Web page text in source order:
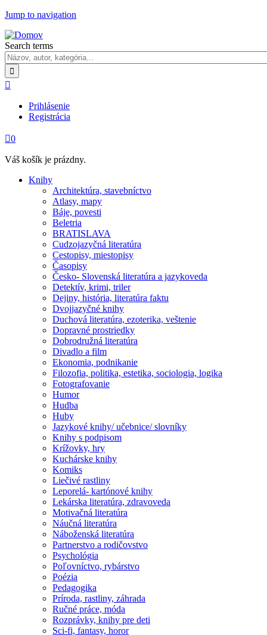
Jump to navigation
Search terms

Prihlásenie
Registrácia
0
Váš košík je prázdny.
Knihy
Architektúra, stavebníctvo
Atlasy, mapy
Báje, povesti
Beletria
BRATISLAVA
Cudzojazyčná literatúra
Cestopisy, miestopisy
Časopisy
Česko- Slovenská literatúra a jazykoveda
Detektív, krimi, triler
Dejiny, história, literatúra faktu
Dvojjazyčné knihy
Duchová literatúra, ezoterika, veštenie
Dopravné prostriedky
Dobrodružná literatúra
Divadlo a film
Ekonomia, podnikanie
Filozofia, politika, estetika, sociologia, logika
Fotografovanie
Humor
Hudba
Huby
Jazykové knihy/ učebnice/ slovníky
Knihy s podpisom
Krížovky, hry
Kuchárske knihy
Komiks
Liečivé rastliny
Leporelá- kartónové knihy
Lekárska literatúra, zdravoveda
Motivačná literatúra
Náučná literatúra
Náboženská literatúra
Partnerstvo a rodičovstvo
Psychológia
Poľovníctvo, rybárstvo
Poézia
Pedagogika
Príroda, rastliny, záhrada
Ručné práce, móda
Rozprávky, knihy pre deti
Sci-fi, fantasy, horor